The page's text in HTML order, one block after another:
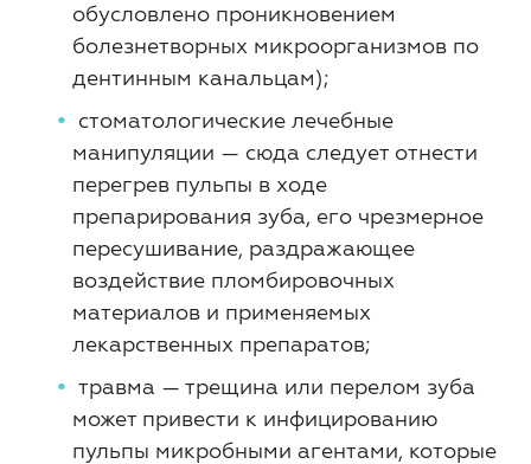
обусловлено проникновением
болезнетворных микроорганизмов по
дентинным канальцам);
стоматологические лечебные
манипуляции — сюда следует отнести
перегрев пульпы в ходе
препарирования зуба, его чрезмерное
пересушивание, раздражающее
воздействие пломбировочных
материалов и применяемых
лекарственных препаратов;
травма — трещина или перелом зуба
может привести к инфицированию
пульпы микробными агентами, которые